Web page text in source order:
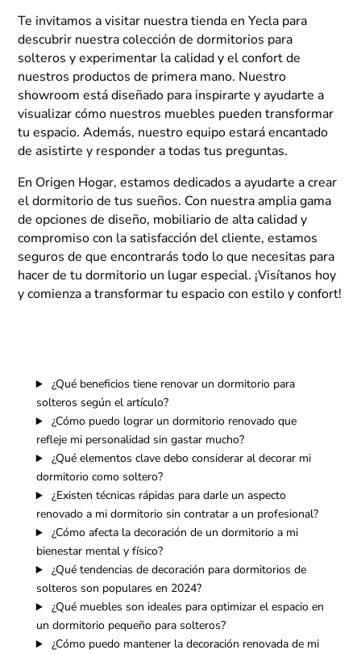
Te invitamos a visitar nuestra tienda en Yecla para
descubrir nuestra colección de dormitorios para
solteros y experimentar la calidad y el confort de
nuestros productos de primera mano. Nuestro
showroom está diseñado para inspirarte y ayudarte a
visualizar cómo nuestros muebles pueden transformar
tu espacio. Además, nuestro equipo estará encantado
de asistirte y responder a todas tus preguntas.
En Origen Hogar, estamos dedicados a ayudarte a crear
el dormitorio de tus sueños. Con nuestra amplia gama
de opciones de diseño, mobiliario de alta calidad y
compromiso con la satisfacción del cliente, estamos
seguros de que encontrarás todo lo que necesitas para
hacer de tu dormitorio un lugar especial. ¡Visítanos hoy
y comienza a transformar tu espacio con estilo y confort!
¿Qué beneficios tiene renovar un dormitorio para
solteros según el artículo?
¿Cómo puedo lograr un dormitorio renovado que
refleje mi personalidad sin gastar mucho?
¿Qué elementos clave debo considerar al decorar mi
dormitorio como soltero?
¿Existen técnicas rápidas para darle un aspecto
renovado a mi dormitorio sin contratar a un profesional?
¿Cómo afecta la decoración de un dormitorio a mi
bienestar mental y físico?
¿Qué tendencias de decoración para dormitorios de
solteros son populares en 2024?
¿Qué muebles son ideales para optimizar el espacio en
un dormitorio pequeño para solteros?
¿Cómo puedo mantener la decoración renovada de mi